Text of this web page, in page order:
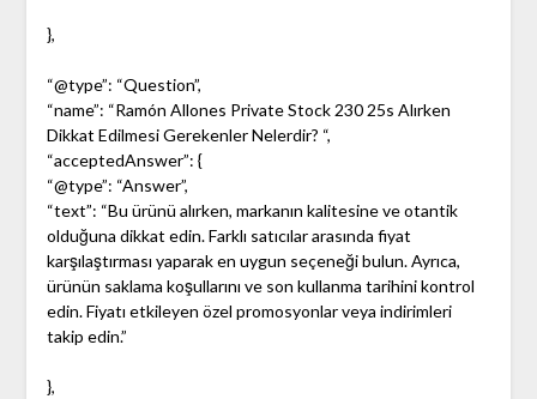
},
“@type”: “Question”,
“name”: “Ramón Allones Private Stock 230 25s Alırken
Dikkat Edilmesi Gerekenler Nelerdir? “,
“acceptedAnswer”: {
“@type”: “Answer”,
“text”: “Bu ürünü alırken, markanın kalitesine ve otantik
olduğuna dikkat edin. Farklı satıcılar arasında fiyat
karşılaştırması yaparak en uygun seçeneği bulun. Ayrıca,
ürünün saklama koşullarını ve son kullanma tarihini kontrol
edin. Fiyatı etkileyen özel promosyonlar veya indirimleri
takip edin.”
},